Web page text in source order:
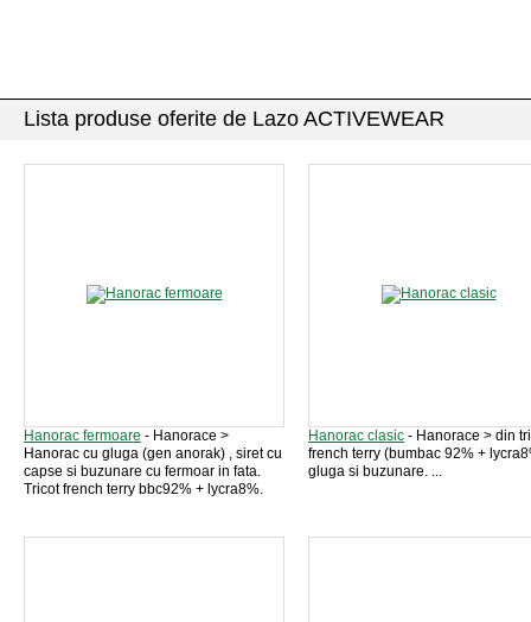
Lista produse oferite de Lazo ACTIVEWEAR
Hanorac fermoare - Hanorace >
Hanorac cu gluga (gen anorak) , siret cu
capse si buzunare cu fermoar in fata.
Tricot french terry bbc92% + lycra8%.
Hanorac clasic - Hanorace > din
french terry (bumbac 92% +
gluga si buzunare. ...